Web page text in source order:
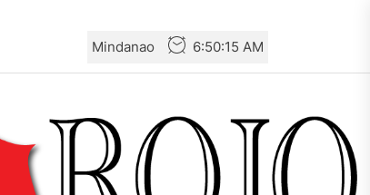
Mindanao 6:50:16 AM